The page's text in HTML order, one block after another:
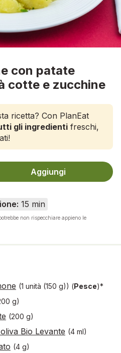
con patate
cotte e zucchine
ricetta? Con PlanEat
gli ingredienti freschi,
Aggiungi
15 min
non rispecchiare appieno le
(1 unità (150 g)) (Pesce)*
g)
(200 g)
Bio Levante (4 ml)
(4 g)